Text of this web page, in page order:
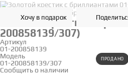
ПРОДАНО
Хочу в подарок
Золотой крестик с
200858139/307)
Артикул
01-200858139
Модель
01-200858139/307
Сообщить о наличии